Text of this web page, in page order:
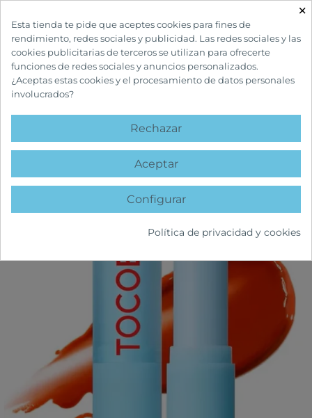
INICIO CUIDADOS FACIALES
favorite
×
Esta tienda te pide que aceptes cookies para fines de
rendimiento, redes sociales y publicidad. Las redes sociales y las
cookies publicitarias de terceros se utilizan para ofrecerte
funciones de redes sociales y anuncios personalizados.
¿Aceptas estas cookies y el procesamiento de datos personales
involucrados?
Rechazar
Aceptar
Configurar
Política de privacidad y cookies